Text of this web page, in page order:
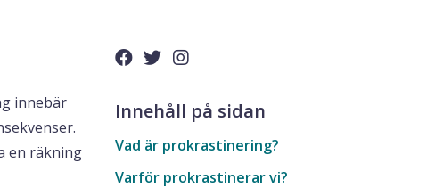
innebär
en räkning
Innehåll på sidan
Vad är prokrastinering?
Varför prokrastinerar vi?